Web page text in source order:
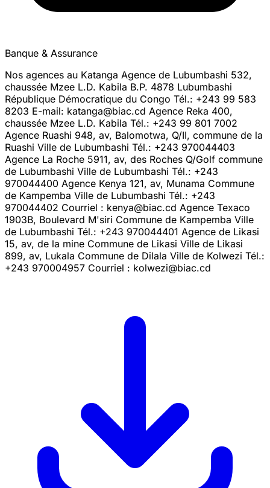
Banque & Assurance
Nos agences au Katanga Agence de Lubumbashi 532,
chaussée Mzee L.D. Kabila B.P. 4878 Lubumbashi
République Démocratique du Congo Tél.: +243 99 583
8203 E-mail: katanga@biac.cd Agence Reka 400,
chaussée Mzee L.D. Kabila Tél.: +243 99 801 7002
Agence Ruashi 948, av, Balomotwa, Q/II, commune de la
Ruashi Ville de Lubumbashi Tél.: +243 970044403
Agence La Roche 5911, av, des Roches Q/Golf commune
de Lubumbashi Ville de Lubumbashi Tél.: +243
970044400 Agence Kenya 121, av, Munama Commune
de Kampemba Ville de Lubumbashi Tél.: +243
970044402 Courriel : kenya@biac.cd Agence Texaco
1903B, Boulevard M'siri Commune de Kampemba Ville
de Lubumbashi Tél.: +243 970044401 Agence de Likasi
15, av, de la mine Commune de Likasi Ville de Likasi
899, av, Lukala Commune de Dilala Ville de Kolwezi Tél.:
+243 970004957 Courriel : kolwezi@biac.cd